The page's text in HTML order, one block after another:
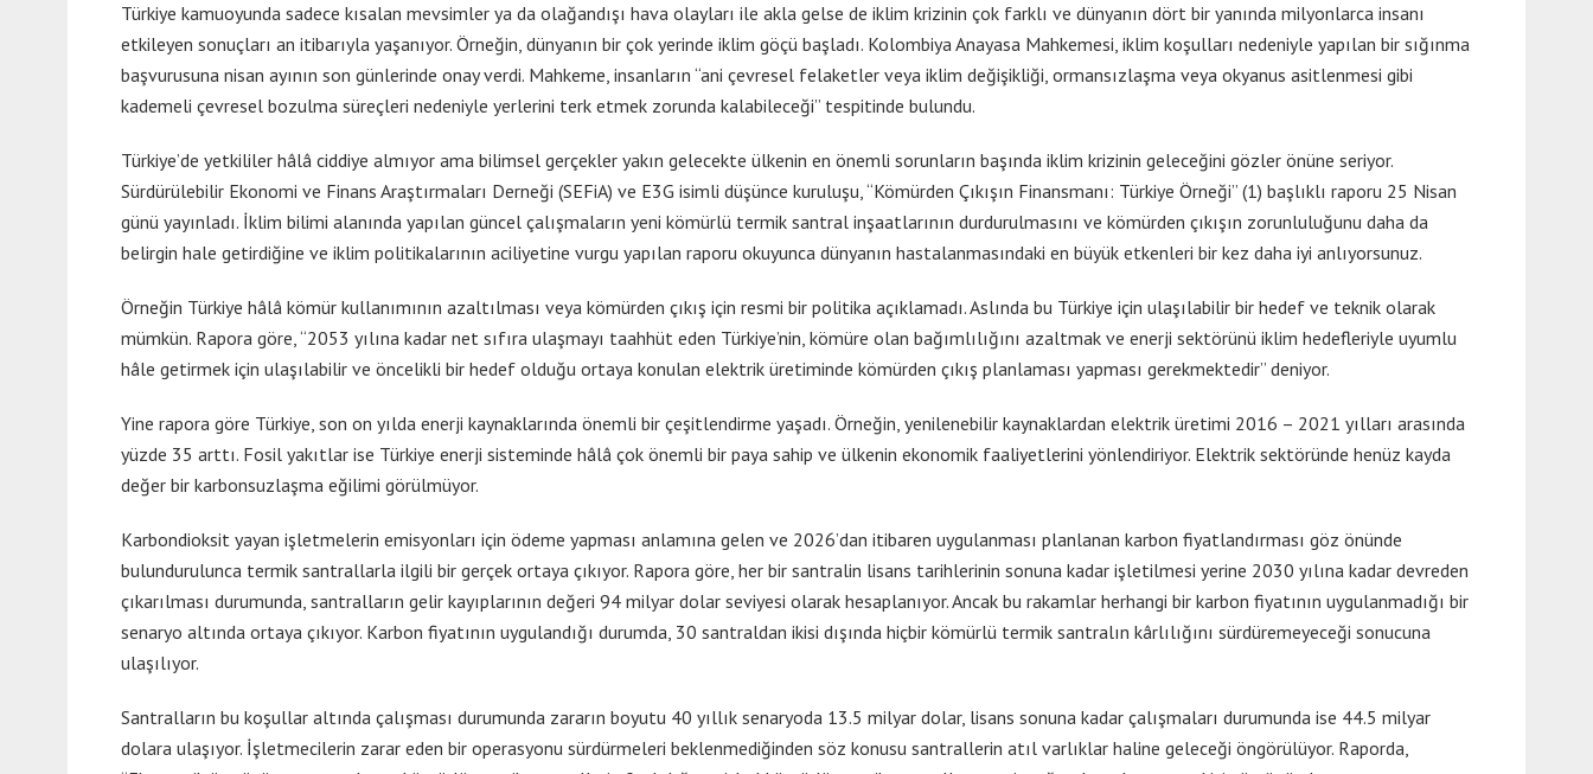
Türkiye kamuoyunda sadece kısalan mevsimler ya da olağandışı hava olayları ile akla gelse de iklim krizinin çok farklı ve dünyanın dört bir yanında milyonlarca insanı
etkileyen sonuçları an itibarıyla yaşanıyor. Örneğin, dünyanın bir çok yerinde iklim göçü başladı. Kolombiya Anayasa Mahkemesi, iklim koşulları nedeniyle yapılan bir sığınma
başvurusuna nisan ayının son günlerinde onay verdi. Mahkeme, insanların “ani çevresel felaketler veya iklim değişikliği, ormansızlaşma veya okyanus asitlenmesi gibi
kademeli çevresel bozulma süreçleri nedeniyle yerlerini terk etmek zorunda kalabileceği” tespitinde bulundu.
Türkiye’de yetkililer hâlâ ciddiye almıyor ama bilimsel gerçekler yakın gelecekte ülkenin en önemli sorunların başında iklim krizinin geleceğini gözler önüne seriyor.
Sürdürülebilir Ekonomi ve Finans Araştırmaları Derneği (SEFiA) ve E3G isimli düşünce kuruluşu, “Kömürden Çıkışın Finansmanı: Türkiye Örneği” (1) başlıklı raporu 25 Nisan
günü yayınladı. İklim bilimi alanında yapılan güncel çalışmaların yeni kömürlü termik santral inşaatlarının durdurulmasını ve kömürden çıkışın zorunluluğunu daha da
belirgin hale getirdiğine ve iklim politikalarının aciliyetine vurgu yapılan raporu okuyunca dünyanın hastalanmasındaki en büyük etkenleri bir kez daha iyi anlıyorsunuz.
Örneğin Türkiye hâlâ kömür kullanımının azaltılması veya kömürden çıkış için resmi bir politika açıklamadı. Aslında bu Türkiye için ulaşılabilir bir hedef ve teknik olarak
mümkün. Rapora göre, “2053 yılına kadar net sıfıra ulaşmayı taahhüt eden Türkiye’nin, kömüre olan bağımlılığını azaltmak ve enerji sektörünü iklim hedefleriyle uyumlu
hâle getirmek için ulaşılabilir ve öncelikli bir hedef olduğu ortaya konulan elektrik üretiminde kömürden çıkış planlaması yapması gerekmektedir” deniyor.
Yine rapora göre Türkiye, son on yılda enerji kaynaklarında önemli bir çeşitlendirme yaşadı. Örneğin, yenilenebilir kaynaklardan elektrik üretimi 2016 – 2021 yılları arasında
yüzde 35 arttı. Fosil yakıtlar ise Türkiye enerji sisteminde hâlâ çok önemli bir paya sahip ve ülkenin ekonomik faaliyetlerini yönlendiriyor. Elektrik sektöründe henüz kayda
değer bir karbonsuzlaşma eğilimi görülmüyor.
Karbondioksit yayan işletmelerin emisyonları için ödeme yapması anlamına gelen ve 2026’dan itibaren uygulanması planlanan karbon fiyatlandırması göz önünde
bulundurulunca termik santrallarla ilgili bir gerçek ortaya çıkıyor. Rapora göre, her bir santralin lisans tarihlerinin sonuna kadar işletilmesi yerine 2030 yılına kadar devreden
çıkarılması durumunda, santralların gelir kayıplarının değeri 94 milyar dolar seviyesi olarak hesaplanıyor. Ancak bu rakamlar herhangi bir karbon fiyatının uygulanmadığı bir
senaryo altında ortaya çıkıyor. Karbon fiyatının uygulandığı durumda, 30 santraldan ikisi dışında hiçbir kömürlü termik santralın kârlılığını sürdüremeyeceği sonucuna
ulaşılıyor.
Santralların bu koşullar altında çalışması durumunda zararın boyutu 40 yıllık senaryoda 13.5 milyar dolar, lisans sonuna kadar çalışmaları durumunda ise 44.5 milyar
dolara ulaşıyor. İşletmecilerin zarar eden bir operasyonu sürdürmeleri beklenmediğinden söz konusu santrallerin atıl varlıklar haline geleceği öngörülüyor. Raporda,